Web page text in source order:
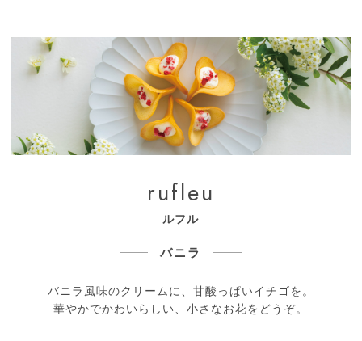
rufleu
ルフル
バニラ
バニラ風味のクリームに、甘酸っぱいイチゴを。
華やかでかわいらしい、小さなお花をどうぞ。